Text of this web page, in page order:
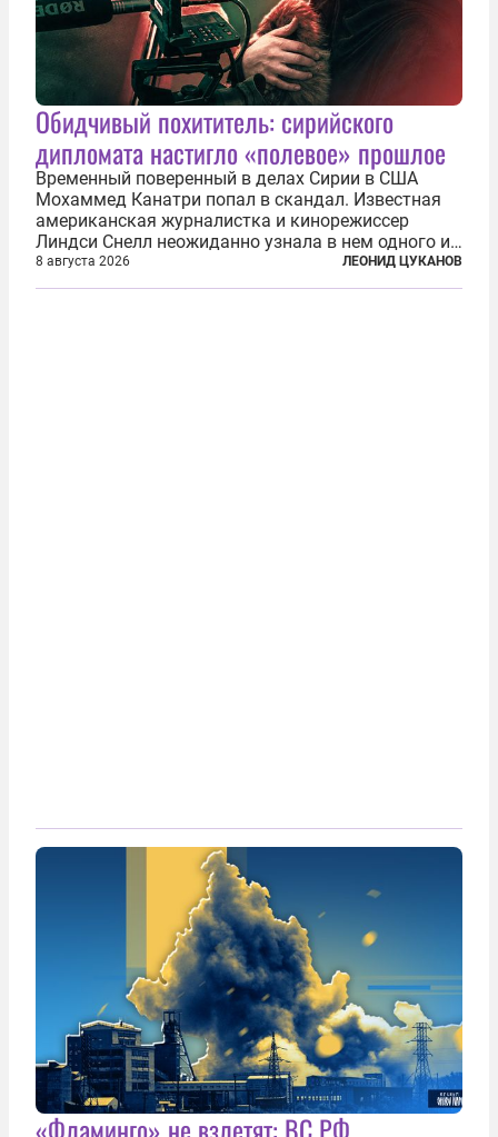
Обидчивый похититель: сирийского
дипломата настигло «полевое» прошлое
Временный поверенный в делах Сирии в США
Мохаммед Канатри попал в скандал. Известная
американская журналистка и кинорежиссер
Линдси Снелл неожиданно узнала в нем одного из
бандитов, похитивших ее в сирийском Алеппо в
2016 году. Журналистка убеждена, что Канатри, в
8 августа 2026 ЛЕОНИД ЦУКАНОВ